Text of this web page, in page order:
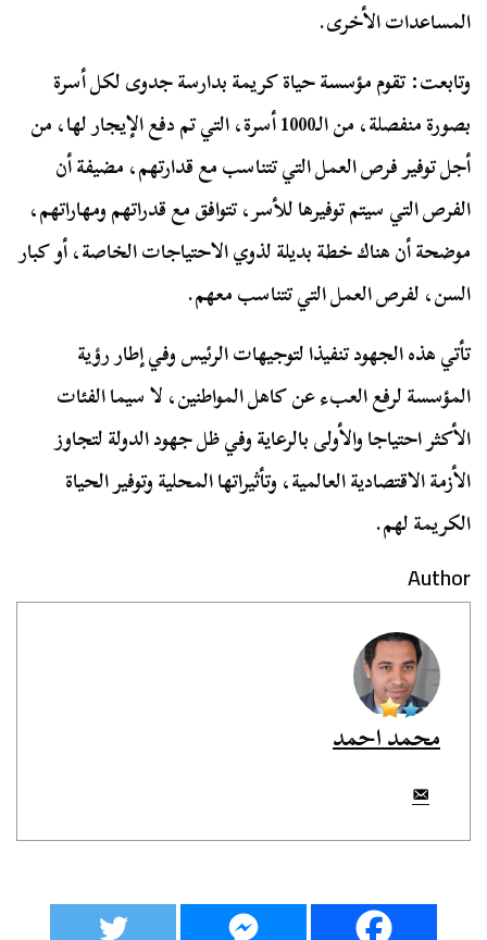
المساعدات الأخرى.
وتابعت: تقوم مؤسسة حياة كريمة بدارسة جدوى لكل أسرة
بصورة منفصلة، من الـ1000 أسرة، التي تم دفع الإيجار لها، من
أجل توفير فرص العمل التي تتناسب مع قدارتهم، مضيفة أن
الفرص التي سيتم توفيرها للأسر، تتوافق مع قدراتهم ومهاراتهم،
موضحة أن هناك خطة بديلة لذوي الاحتياجات الخاصة، أو كبار
السن، لفرص العمل التي تتناسب معهم.
تأتي هذه الجهود تنفيذا لتوجيهات الرئيس وفي إطار رؤية
المؤسسة لرفع العبء عن كاهل المواطنين، لا سيما الفئات
الأكثر احتياجا والأولى بالرعاية وفي ظل جهود الدولة لتجاوز
الأزمة الاقتصادية العالمية، وتأثيراتها المحلية وتوفير الحياة
الكريمة لهم.
Author
محمد احمد